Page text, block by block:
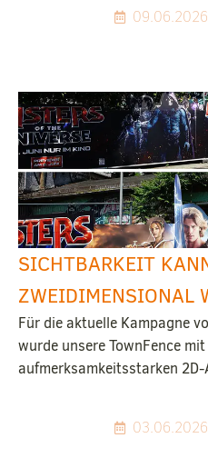
09.06.2026
SICHTBARKEIT
ZWEIDIMENSIONAL
Für die aktuelle Kampagne
wurde unsere TownFence
aufmerksamkeitsstarken
03.06.2026